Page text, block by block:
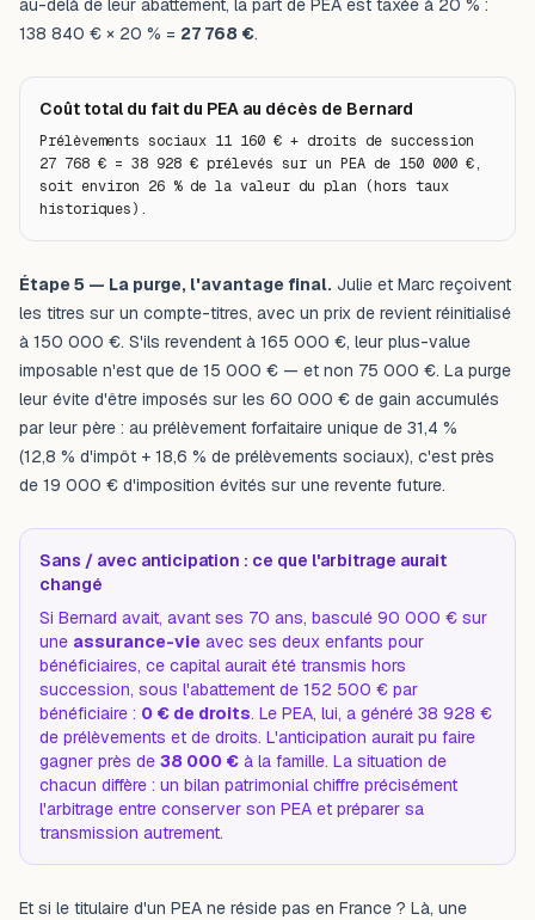
au-delà de leur abattement, la part de PEA est taxée à 20 % :
138 840 € × 20 % = 27 768 €.
Coût total du fait du PEA au décès de Bernard
Prélèvements sociaux 11 160 € + droits de succession
27 768 € = 38 928 € prélevés sur un PEA de 150 000 €,
soit environ 26 % de la valeur du plan (hors taux
historiques).
Étape 5 — La purge, l'avantage final. Julie et Marc reçoivent
les titres sur un compte-titres, avec un prix de revient réinitialisé
à 150 000 €. S'ils revendent à 165 000 €, leur plus-value
imposable n'est que de 15 000 € — et non 75 000 €. La purge
leur évite d'être imposés sur les 60 000 € de gain accumulés
par leur père : au prélèvement forfaitaire unique de 31,4 %
(12,8 % d'impôt + 18,6 % de prélèvements sociaux), c'est près
de 19 000 € d'imposition évités sur une revente future.
Sans / avec anticipation : ce que l'arbitrage aurait
changé
Si Bernard avait, avant ses 70 ans, basculé 90 000 € sur
une assurance-vie avec ses deux enfants pour
bénéficiaires, ce capital aurait été transmis hors
succession, sous l'abattement de 152 500 € par
bénéficiaire : 0 € de droits. Le PEA, lui, a généré 38 928 €
de prélèvements et de droits. L'anticipation aurait pu faire
gagner près de 38 000 € à la famille. La situation de
chacun diffère : un bilan patrimonial chiffre précisément
l'arbitrage entre conserver son PEA et préparer sa
transmission autrement.
Et si le titulaire d'un PEA ne réside pas en France ? Là, une